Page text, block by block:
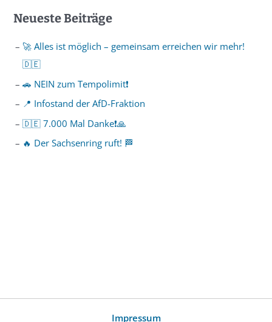
Neueste Beiträge
🚀 Alles ist möglich – gemeinsam erreichen wir mehr!
🇩🇪
🚗 NEIN zum Tempolimit❗️
📍 Infostand der AfD-Fraktion
🇩🇪 7.000 Mal Danke❗️🙏
🔥 Der Sachsenring ruft! 🏁
Impressum